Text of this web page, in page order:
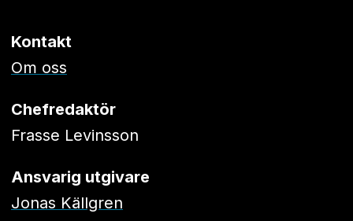
Kontakt
Om oss
Chefredaktör
Frasse Levinsson
Ansvarig utgivare
Jonas Källgren